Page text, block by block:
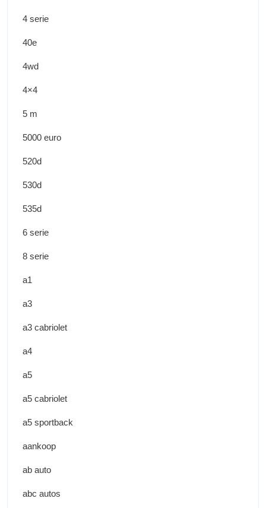
4 serie
40e
4wd
4×4
5 m
5000 euro
520d
530d
535d
6 serie
8 serie
a1
a3
a3 cabriolet
a4
a5
a5 cabriolet
a5 sportback
aankoop
ab auto
abc autos